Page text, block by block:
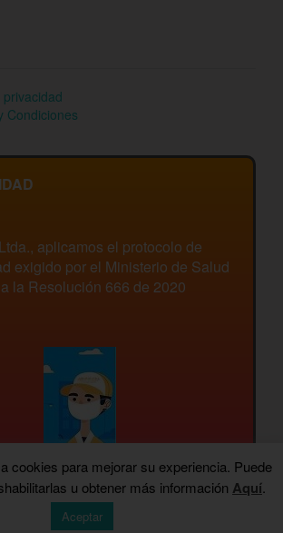
Condiciones
aplicamos el protocolo de
exigido por el Ministerio de Salud
la Resolución 666 de 2020
cookies para mejorar su experiencia. Puede
u obtener más información Aquí.
Aceptar